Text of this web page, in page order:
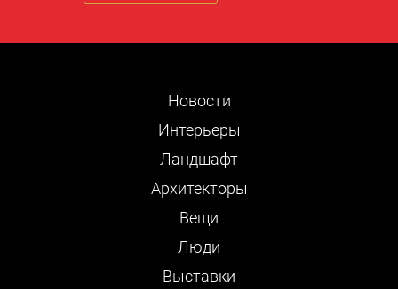
Новости
Интерьеры
Ландшафт
Архитекторы
Вещи
Люди
Выставки